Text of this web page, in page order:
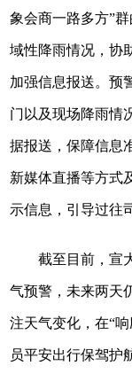
象会商一路多方”
域性降雨情况，协
加强信息报送。预
门以及现场降雨情
据报送，保障信息
新媒体直播等方式
示信息，引导过往
截至目前，宣
气预警，未来两天
注天气变化，在“
员平安出行保驾护